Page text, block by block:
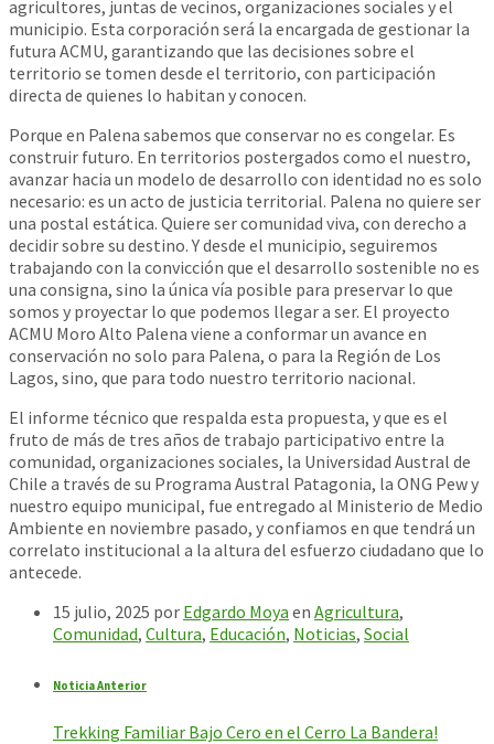
agricultores, juntas de vecinos, organizaciones sociales y el
municipio. Esta corporación será la encargada de gestionar la
futura ACMU, garantizando que las decisiones sobre el
territorio se tomen desde el territorio, con participación
directa de quienes lo habitan y conocen.
Porque en Palena sabemos que conservar no es congelar. Es
construir futuro. En territorios postergados como el nuestro,
avanzar hacia un modelo de desarrollo con identidad no es solo
necesario: es un acto de justicia territorial. Palena no quiere ser
una postal estática. Quiere ser comunidad viva, con derecho a
decidir sobre su destino. Y desde el municipio, seguiremos
trabajando con la convicción que el desarrollo sostenible no es
una consigna, sino la única vía posible para preservar lo que
somos y proyectar lo que podemos llegar a ser. El proyecto
ACMU Moro Alto Palena viene a conformar un avance en
conservación no solo para Palena, o para la Región de Los
Lagos, sino, que para todo nuestro territorio nacional.
El informe técnico que respalda esta propuesta, y que es el
fruto de más de tres años de trabajo participativo entre la
comunidad, organizaciones sociales, la Universidad Austral de
Chile a través de su Programa Austral Patagonia, la ONG Pew y
nuestro equipo municipal, fue entregado al Ministerio de Medio
Ambiente en noviembre pasado, y confiamos en que tendrá un
correlato institucional a la altura del esfuerzo ciudadano que lo
antecede.
15 julio, 2025 por Edgardo Moya en Agricultura,
Comunidad, Cultura, Educación, Noticias, Social
Noticia Anterior
Trekking Familiar Bajo Cero en el Cerro La Bandera!